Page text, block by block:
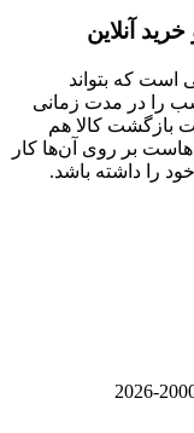
آنلاین
است که بتواند
را در مدت زمانی
بازگشت کالا هم
بر روی آن‌ها کار
را داشته باشد.